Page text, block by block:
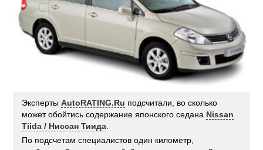
ЭкспертыAutoRATING.Ru подсчитали, во сколько
может обойтись содержание японского седана Nissan
Tiida / Ниссан Тиида
По подсчетам специалистов один километр,